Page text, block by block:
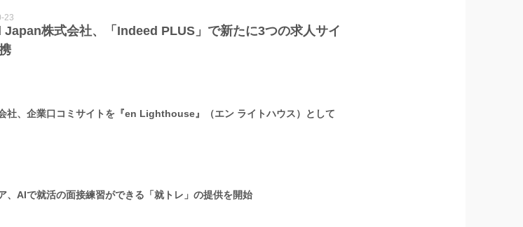
23
Japan株式会社、「Indeed PLUS」で新たに3つの求人サイ
社、企業口コミサイトを『en Lighthouse』（エン ライトハウス）として
、AIで就活の面接練習ができる「就トレ」の提供を開始